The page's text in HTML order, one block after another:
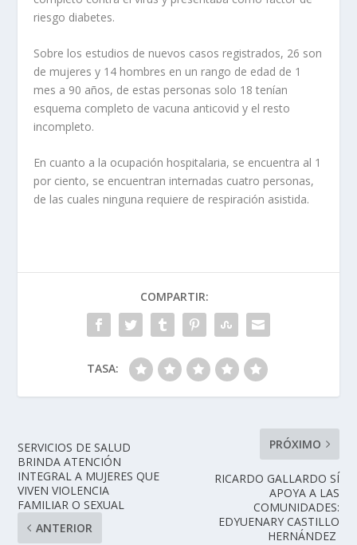
riesgo diabetes.
Sobre los estudios de nuevos casos registrados, 26 son
de mujeres y 14 hombres en un rango de edad de 1
mes a 90 años, de estas personas solo 18 tenían
esquema completo de vacuna anticovid y el resto
incompleto.
En cuanto a la ocupación hospitalaria, se encuentra al 1
por ciento, se encuentran internadas cuatro personas,
de las cuales ninguna requiere de respiración asistida.
COMPARTIR:
TASA:
SERVICIOS DE SALUD
BRINDA ATENCIÓN
INTEGRAL A MUJERES QUE
VIVEN VIOLENCIA
FAMILIAR O SEXUAL
ANTERIOR
PRÓXIMO
RICARDO GALLARDO SÍ
APOYA A LAS
COMUNIDADES:
EDYUENARY CASTILLO
HERNÁNDEZ